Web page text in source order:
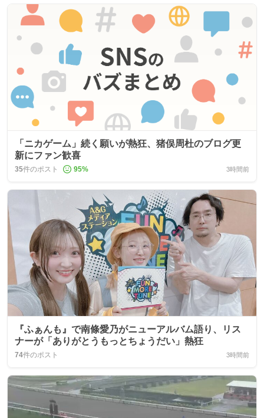
「ニカゲーム」続く願いが熱狂、猪俣周杜のブログ更
新にファン歓喜
35件のポスト 95% 3時間前
『ふぁんも』で南條愛乃がニューアルバム語り、リス
ナーが「ありがとうもっとちょうだい」熱狂
74件のポスト 3時間前